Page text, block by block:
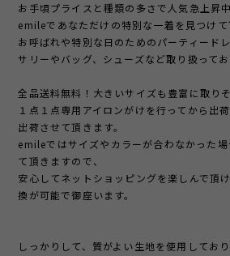
お手頃プライスと種類の多さで人気急上昇中
emileであなただけの特別な一着を見つけて
お呼ばれや特別な日のためのパーティード
サリーやバッグ、シューズなど取り扱ってお
全品送料無料！大きいサイズも豊富に取りそ
１点１点専用アイロンがけを行ってから出
出荷させて頂きます。
emileではサイズやカラーが合わなかった
て頂きますので、
安心してネットショッピングを楽しんで頂
換が可能で御座います。
しっかりして、質がよい生地を使用してお